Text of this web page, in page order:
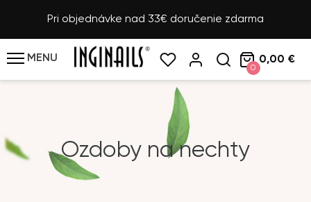
Pri objednávke nad 33€ doručenie zdarma
MENU
0
0,00 €
Ozdoby na nechty